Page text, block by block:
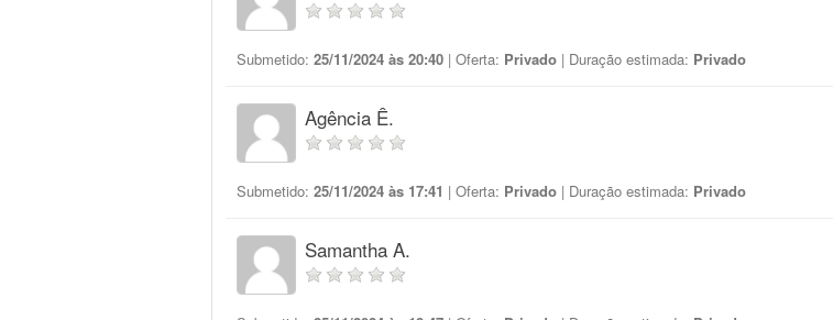
Submetido: 25/11/2024 às 20:40 | Oferta: Privado | Duração estimada: Privado
Agência Ê.
Submetido: 25/11/2024 às 17:41 | Oferta: Privado | Duração estimada: Privado
Samantha A.